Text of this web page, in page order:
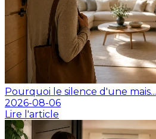
Pourquoi le silence d'une mais...
2026-08-06
Lire l'article